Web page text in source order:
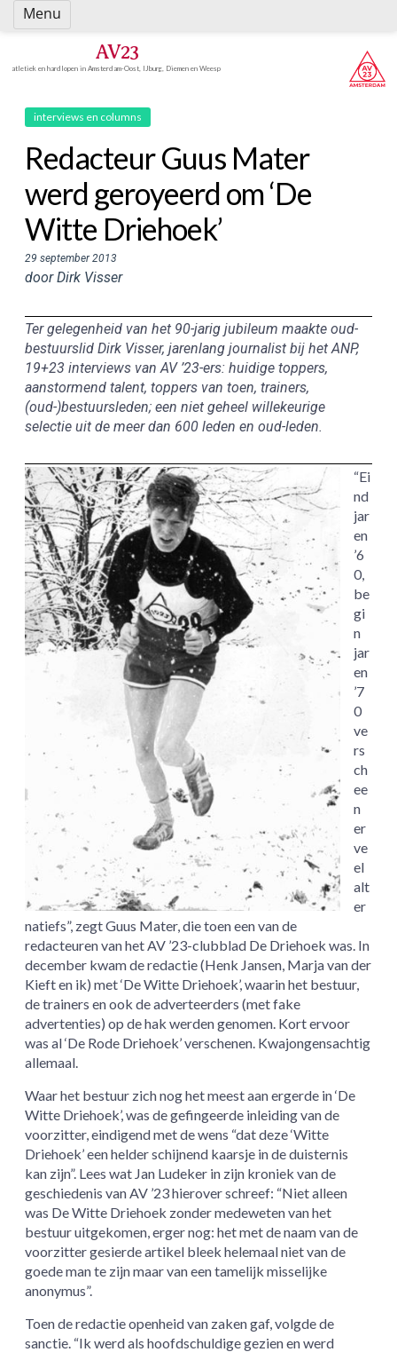
Spring
naar
AV23
atletiek en hardlopen in Amsterdam-Oost, IJburg, Diemen en Weesp
interviews en columns
Redacteur Guus Mater
werd geroyeerd om ‘De
Witte Driehoek’
29 september 2013
door Dirk Visser
Ter gelegenheid van het 90-jarig jubileum maakte oud-
bestuurslid Dirk Visser, jarenlang journalist bij het ANP,
19+23 interviews van AV ’23-ers: huidige toppers,
aanstormend talent, toppers van toen, trainers,
(oud-)bestuursleden; een niet geheel willekeurige
selectie uit de meer dan 600 leden en oud-leden.
“Ei
nd
jar
en
’6
0,
be
gi
n
jar
en
’7
0
ve
rs
ch
ee
n
er
ve
el
alt
er
natiefs”, zegt Guus Mater, die toen een van de
redacteuren van het AV ’23-clubblad De Driehoek was. In
december kwam de redactie (Henk Jansen, Marja van der
Kieft en ik) met ‘De Witte Driehoek’, waarin het bestuur,
de trainers en ook de adverteerders (met fake
advertenties) op de hak werden genomen. Kort ervoor
was al ‘De Rode Driehoek’ verschenen. Kwajongensachtig
allemaal.
Waar het bestuur zich nog het meest aan ergerde in ‘De
Witte Driehoek’, was de gefingeerde inleiding van de
voorzitter, eindigend met de wens “dat deze ‘Witte
Driehoek’ een helder schijnend kaarsje in de duisternis
kan zijn”. Lees wat Jan Ludeker in zijn kroniek van de
geschiedenis van AV ’23 hierover schreef: “Niet alleen
was De Witte Driehoek zonder medeweten van het
bestuur uitgekomen, erger nog: het met de naam van de
voorzitter gesierde artikel bleek helemaal niet van de
goede man te zijn maar van een tamelijk misselijke
anonymus”.
Toen de redactie openheid van zaken gaf, volgde de
sanctie. “Ik werd als hoofdschuldige gezien en werd
Menu